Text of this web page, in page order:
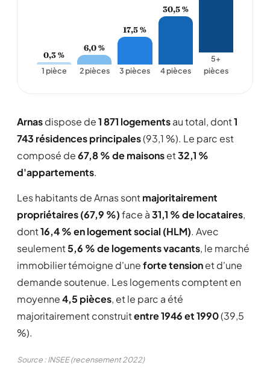
0,3 %
1 pièce
6,0 %
2 pièces
17,5 %
3 pièces
30,5 %
4 pièces
5+
pièces
Arnasdispose de1 871 logementsau total, dont1
743 résidences principales(93,1 %). Le parc est
composé de67,8 % de maisonset32,1 %
d'appartements.
Les habitants de Arnas sontmajoritairement
propriétaires (67,9 %)face à31,1 % de locataires,
dont16,4 % en logement social (HLM). Avec
seulement5,6 % de logements vacants, le marché
immobilier témoigne d'uneforte tensionet d'une
demande soutenue. Les logements comptent en
moyenne4,5 pièces, et le parc a été
majoritairement construitentre 1946 et 1990(39,5
%).
Source : INSEE (recensement 2022)